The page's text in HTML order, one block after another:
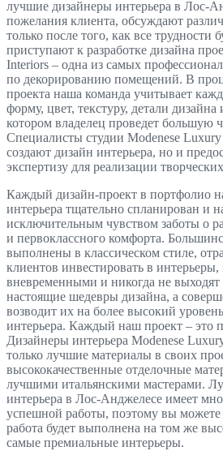
лучшие дизайнеры интерьера в Лос-
пожелания клиента, обсуждают
только после того, как все трудности
приступают к разработке дизайна
Interiors – одна из самых
по декорированию помещений. В
проекта наша команда учитывает
форму, цвет, текстуру, детали
котором владелец проведет большую
Специалисты студии Modenese Luxury
создают дизайн интерьера, но и
экспертизу для реализации
Каждый дизайн-проект в портфолио
интерьера тщательно спланирован и
исключительным чувством заботы о
и первоклассного комфорта.
выполнены в классическом стиле,
клиентов инвестировать в
вневременными и никогда не
настоящие шедевры дизайна, а
возводит их на более высокий
интерьера. Каждый наш проект – это
Дизайнеры интерьера Modenese
только лучшие материалы в своих
высококачественные отделочные
лучшими итальянскими мастерами.
интерьера в Лос-Анджелесе имеет
успешной работы, поэтому вы можете
работа будет выполнена на том же
самые премиальные интерьеры.